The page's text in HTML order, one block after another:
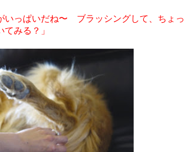
いっぱいだね〜 ブラッシングして、ちょっ
てみる？」